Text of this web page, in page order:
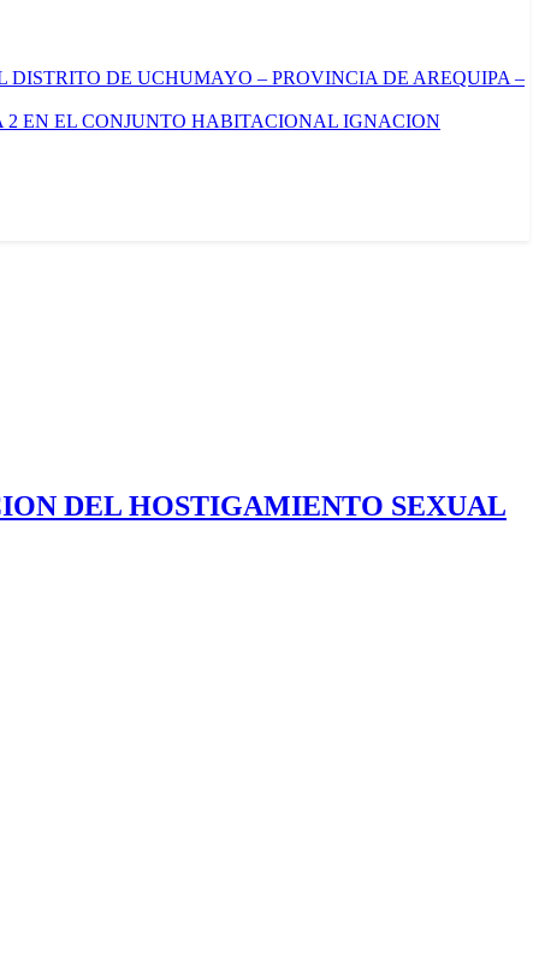
DISTRITO DE UCHUMAYO – PROVINCIA DE AREQUIPA –
EN EL CONJUNTO HABITACIONAL IGNACION
DEL HOSTIGAMIENTO SEXUAL